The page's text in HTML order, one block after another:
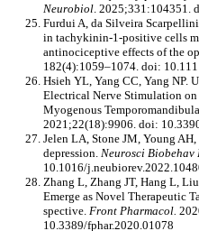
Neurobiol. 2025;331:104351.
Furdui A, da Silveira
in tachykinin-1-positive cells
antinociceptive effects of the
182(4):1059–1074. doi:
Hsieh YL, Yang CC, Yang NP.
Electrical Nerve Stimulation
Myogenous
2021;22(18):9906. doi:
Jelen LA, Stone JM, Young
depression. Neurosci Biobehav
10.1016/
Zhang L, Zhang JT, Hang L,
Emerge as Novel Therapeutic
spective. Front Pharmacol.
10.3389/fphar.2020.01078